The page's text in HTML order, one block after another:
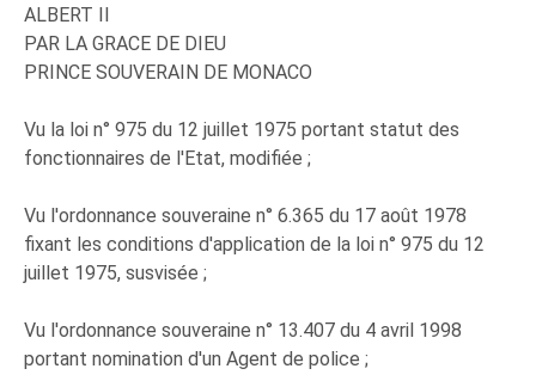
ALBERT II
PAR LA GRACE DE DIEU
PRINCE SOUVERAIN DE MONACO
Vu la loi n° 975 du 12 juillet 1975 portant statut des
fonctionnaires de l'Etat, modifiée ;
Vu l'ordonnance souveraine n° 6.365 du 17 août 1978
fixant les conditions d'application de la loi n° 975 du 12
juillet 1975, susvisée ;
Vu l'ordonnance souveraine n° 13.407 du 4 avril 1998
portant nomination d'un Agent de police ;